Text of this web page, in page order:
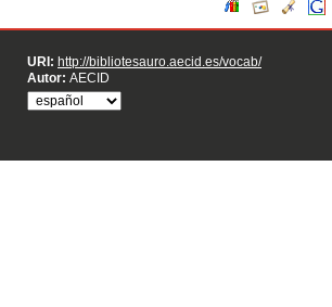
URI: http://bibliotesauro.aecid.es/vocab/
Autor: AECID